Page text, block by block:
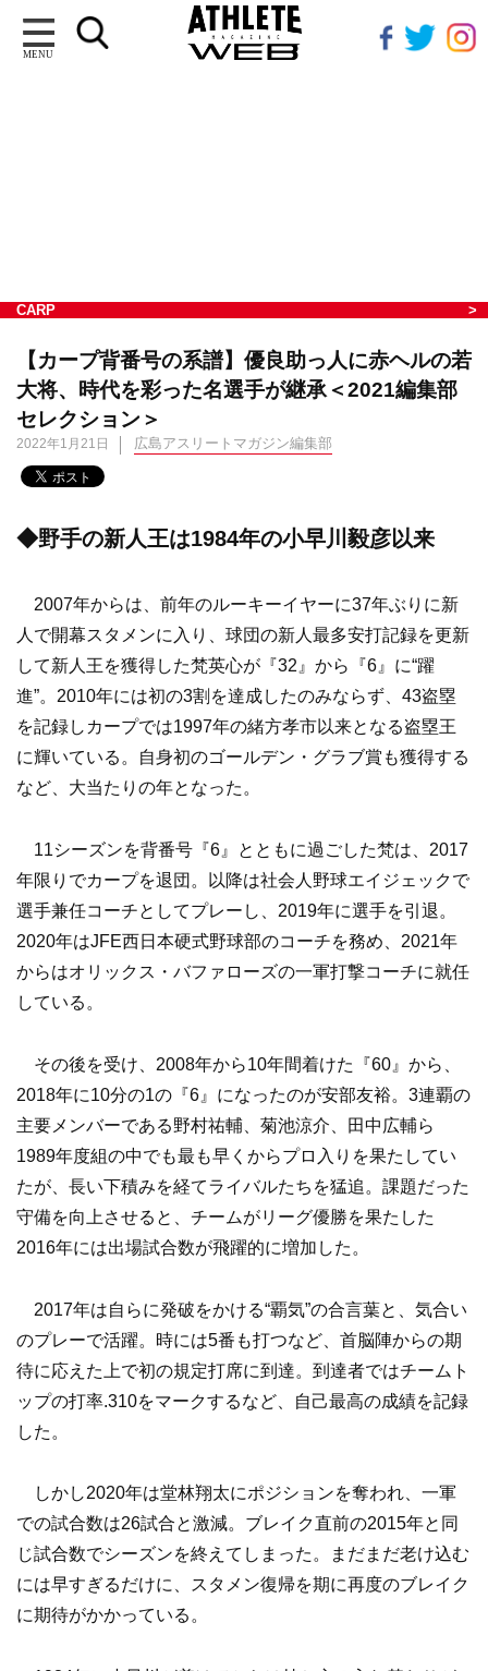
MENU
CARP
【カープ背番号の系譜】優良助っ人に赤ヘルの若
大将、時代を彩った名選手が継承＜2021編集部
セレクション＞
2022年1月21日 広島アスリートマガジン編集部
◆野手の新人王は1984年の小早川毅彦以来
2007年からは、前年のルーキーイヤーに37年ぶりに新
人で開幕スタメンに入り、球団の新人最多安打記録を更新
して新人王を獲得した梵英心が『32』から『6』に“躍
進”。2010年には初の3割を達成したのみならず、43盗塁
を記録しカープでは1997年の緒方孝市以来となる盗塁王
に輝いている。自身初のゴールデン・グラブ賞も獲得する
など、大当たりの年となった。
11シーズンを背番号『6』とともに過ごした梵は、2017
年限りでカープを退団。以降は社会人野球エイジェックで
選手兼任コーチとしてプレーし、2019年に選手を引退。
2020年はJFE西日本硬式野球部のコーチを務め、2021年
からはオリックス・バファローズの一軍打撃コーチに就任
している。
その後を受け、2008年から10年間着けた『60』から、
2018年に10分の1の『6』になったのが安部友裕。3連覇の
主要メンバーである野村祐輔、菊池涼介、田中広輔ら
1989年度組の中でも最も早くからプロ入りを果たしてい
たが、長い下積みを経てライバルたちを猛追。課題だった
守備を向上させると、チームがリーグ優勝を果たした
2016年には出場試合数が飛躍的に増加した。
2017年は自らに発破をかける“覇気”の合言葉と、気合い
のプレーで活躍。時には5番も打つなど、首脳陣からの期
待に応えた上で初の規定打席に到達。到達者ではチームト
ップの打率.310をマークするなど、自己最高の成績を記録
した。
しかし2020年は堂林翔太にポジションを奪われ、一軍
での試合数は26試合と激減。ブレイク直前の2015年と同
じ試合数でシーズンを終えてしまった。まだまだ老け込む
には早すぎるだけに、スタメン復帰を期に再度のブレイク
に期待がかかっている。